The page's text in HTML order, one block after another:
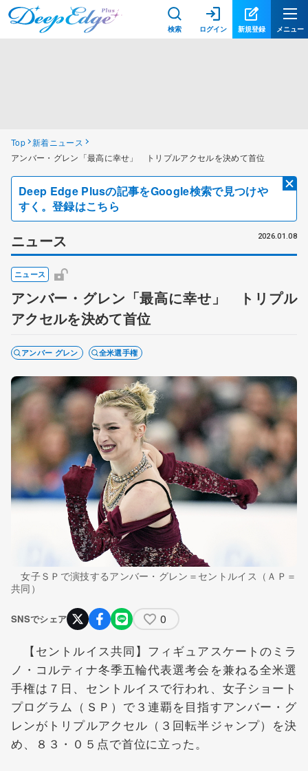
検索 ログイン 新規登録 メニュー
Top 新着ニュース
アンバー・グレン「最高に幸せ」 トリプルアクセルを決めて首位
Deep Edge Plusの記事をGoogle検索で見つけや
すく。登録はこちら
ニュース 2026.01.08
ニュース
アンバー・グレン「最高に幸せ」 トリプル
アクセルを決めて首位
アンバー グレン 全米選手権
女子ＳＰで演技するアンバー・グレン＝セントルイス（ＡＰ＝
共同）
SNSでシェア 0
【セントルイス共同】フィギュアスケートのミラ
ノ・コルティナ冬季五輪代表選考会を兼ねる全米選
手権は７日、セントルイスで行われ、女子ショート
プログラム（ＳＰ）で３連覇を目指すアンバー・グ
レンがトリプルアクセル（３回転半ジャンプ）を決
め、８３・０５点で首位に立った。